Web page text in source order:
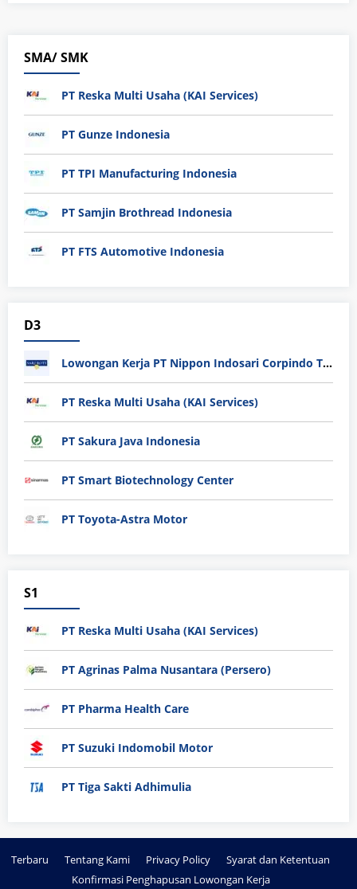
SMA/ SMK
PT Reska Multi Usaha (KAI Services)
PT Gunze Indonesia
PT TPI Manufacturing Indonesia
PT Samjin Brothread Indonesia
PT FTS Automotive Indonesia
D3
Lowongan Kerja PT Nippon Indosari Corpindo Tbk. Bulan Agustus 2026
PT Reska Multi Usaha (KAI Services)
PT Sakura Java Indonesia
PT Smart Biotechnology Center
PT Toyota-Astra Motor
S1
PT Reska Multi Usaha (KAI Services)
PT Agrinas Palma Nusantara (Persero)
PT Pharma Health Care
PT Suzuki Indomobil Motor
PT Tiga Sakti Adhimulia
Terbaru Tentang Kami Privacy Policy
Syarat dan Ketentuan
Konfirmasi Penghapusan Lowongan Kerja